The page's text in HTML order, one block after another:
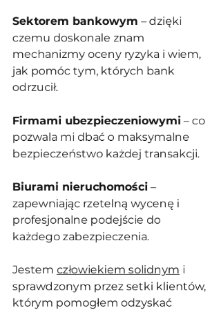
Sektorem bankowym – dzięki
czemu doskonale znam
mechanizmy oceny ryzyka i wiem,
jak pomóc tym, których bank
odrzucił.
Firmami ubezpieczeniowymi – co
pozwala mi dbać o maksymalne
bezpieczeństwo każdej transakcji.
Biurami nieruchomości –
zapewniając rzetelną wycenę i
profesjonalne podejście do
każdego zabezpieczenia.
Jestem człowiekiem solidnym i
sprawdzonym przez setki klientów,
którym pomogłem odzyskać